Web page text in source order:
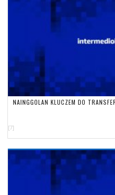
NAINGGOLAN KLUCZEM DO
[7]